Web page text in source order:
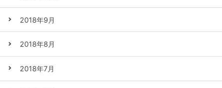
2018年9月
2018年8月
2018年7月